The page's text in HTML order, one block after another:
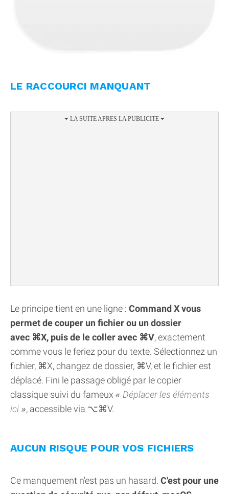
LE RACCOURCI MANQUANT
Le principe tient en une ligne : Command X vous
permet de couper un fichier ou un dossier
avec ⌘X, puis de le coller avec ⌘V, exactement
comme vous le feriez pour du texte. Sélectionnez un
fichier, ⌘X, changez de dossier, ⌘V, et le fichier est
déplacé. Fini le passage obligé par le copier
classique suivi du fameux
Déplacer les éléments
ici
, accessible via ⌥⌘V.
AUCUN RISQUE POUR VOS FICHIERS
Ce manquement n'est pas un hasard. C'est pour une